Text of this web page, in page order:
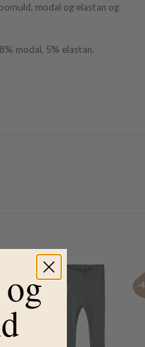
modal og elastan og
modal, 5% elastan.
-